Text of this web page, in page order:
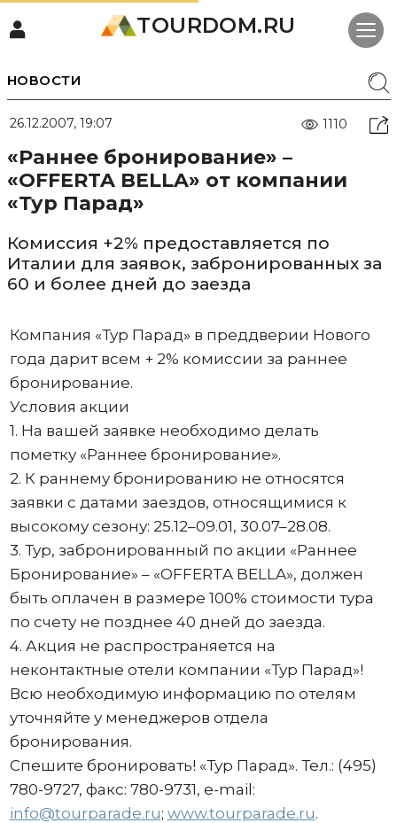
TOURDOM.RU
НОВОСТИ
26.12.2007, 19:07 1110
«Раннее бронирование» –
«OFFERTA BELLA» от компании
«Тур Парад»
Комиссия +2% предоставляется по
Италии для заявок, забронированных за
60 и более дней до заезда
Компания «Тур Парад» в преддверии Нового
года дарит всем + 2% комиссии за раннее
бронирование.
Условия акции
1. На вашей заявке необходимо делать
пометку «Раннее бронирование».
2. К раннему бронированию не относятся
заявки с датами заездов, относящимися к
высокому сезону: 25.12–09.01, 30.07–28.08.
3. Тур, забронированный по акции «Раннее
Бронирование» – «OFFERTA BELLA», должен
быть оплачен в размере 100% стоимости тура
по счету не позднее 40 дней до заезда.
4. Акция не распространяется на
неконтактные отели компании «Тур Парад»!
Всю необходимую информацию по отелям
уточняйте у менеджеров отдела
бронирования.
Спешите бронировать! «Тур Парад». Тел.: (495)
780-9727, факс: 780-9731, e-mail:
info@tourparade.ru; www.tourparade.ru.